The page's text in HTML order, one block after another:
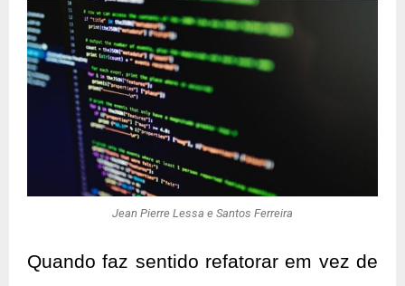
Jean Pierre Lessa e Santos Ferreira
Quando faz sentido refatorar em vez de